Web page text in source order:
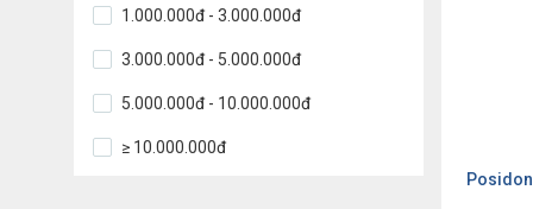
1.000.000đ - 3.000.000đ
3.000.000đ - 5.000.000đ
5.000.000đ - 10.000.000đ
≥ 10.000.000đ